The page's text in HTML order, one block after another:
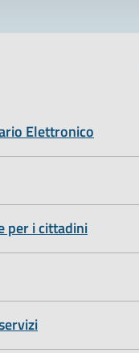
Elettronico
per i cittadini